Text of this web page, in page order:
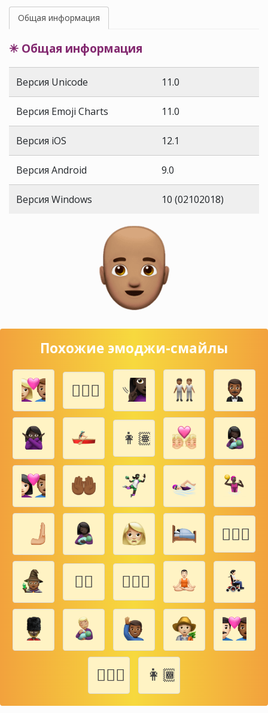
Общая информация
✳ Общая информация
Версия Unicode 11.0
Версия Emoji Charts 11.0
Версия iOS 12.1
Версия Android 9.0
Версия Windows 10 (02102018)
Похожие эмоджи-смайлы
👩‍❤️‍👨🏻
👩🏽‍👦🏽‍👶🏽
☜🏿 👨🏾‍❤️‍💋‍👨
👨‍❤️‍💋‍👩🏿 👩🏾‍👦🏾‍👧🏾